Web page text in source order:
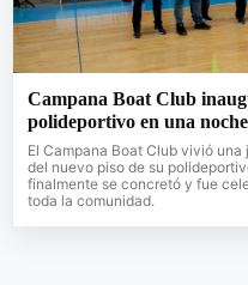
Campana Boat Club
polideportivo en una
El Campana Boat Club vivió
del nuevo piso de su
finalmente se concretó y fue
toda la comunidad.